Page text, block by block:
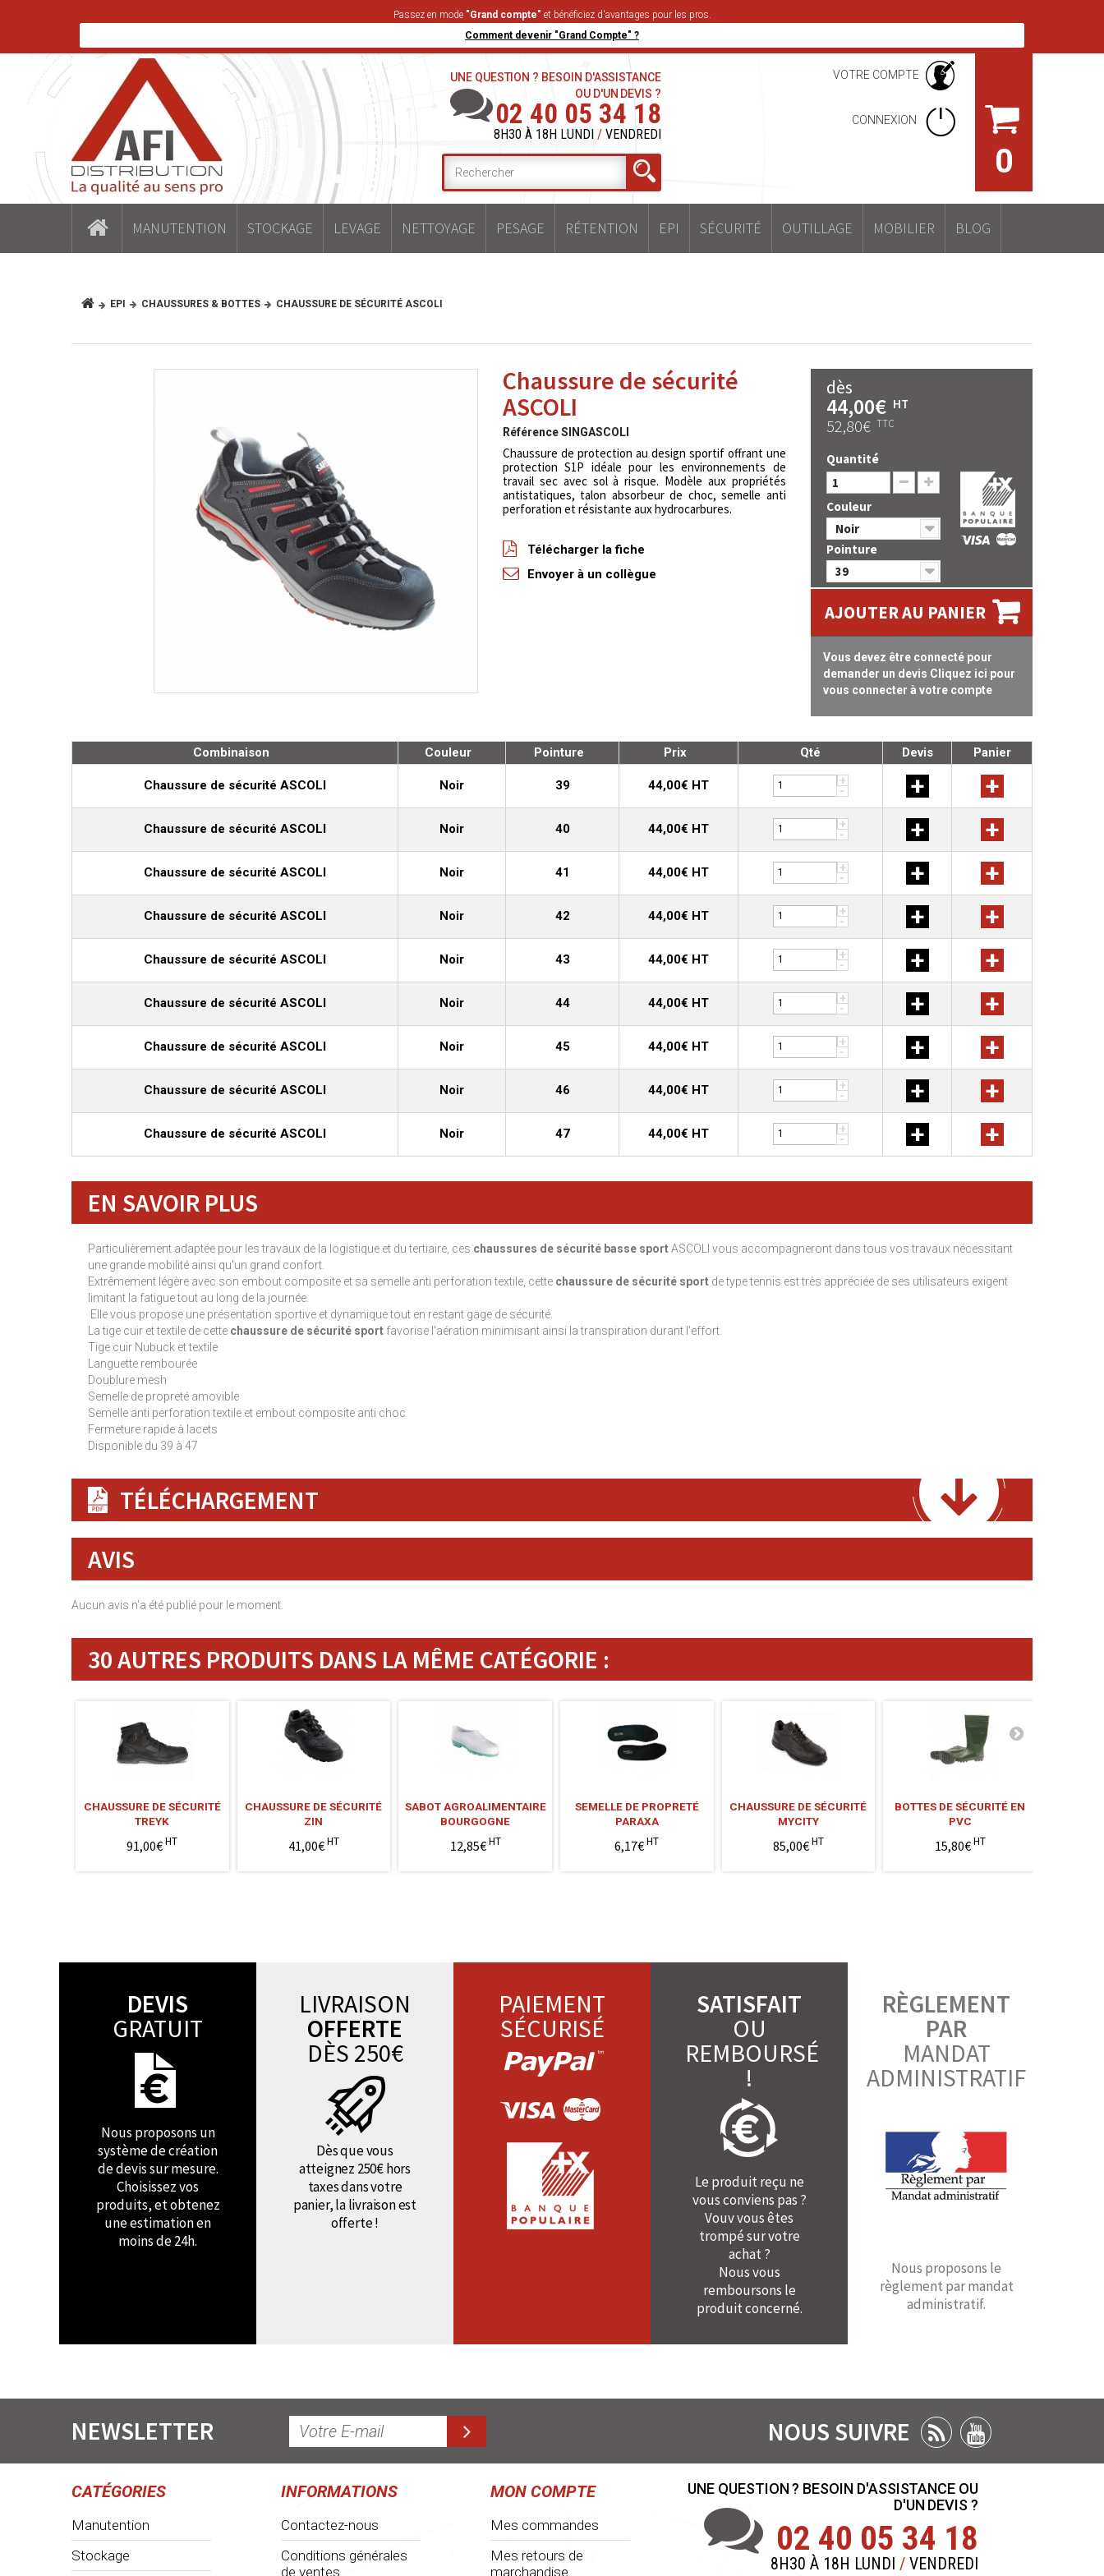
Passez en mode "Grand compte" et bénéficiez d'avantages pour les pros.
Comment devenir "Grand Compte" ?
0
VOTRE COMPTE
CONNEXION
UNE QUESTION ? BESOIN D'ASSISTANCE
OU D'UN DEVIS ?
02 40 05 34 18
8H30 À 18H LUNDI / VENDREDI
MANUTENTION STOCKAGE LEVAGE NETTOYAGE PESAGE RÉTENTION EPI SÉCURITÉ OUTILLAGE MOBILIER BLOG
EPI CHAUSSURES & BOTTES CHAUSSURE DE SÉCURITÉ ASCOLI
Chaussure de sécurité
ASCOLI
RéférenceSINGASCOLI
Chaussure de protection au design sportif offrant une
protection S1P idéale pour les environnements de
travail sec avec sol à risque. Modèle aux propriétés
antistatiques, talon absorbeur de choc, semelle anti
perforation et résistante aux hydrocarbures.
Télécharger la fiche
Envoyer à un collègue
dès
44,00€ HT
52,80€ TTC
Quantité
Couleur
Noir
Pointure
39
AJOUTER AU PANIER
Vous devez être connecté pour
demander un devis Cliquez ici pour
vous connecter à votre compte
Combinaison Couleur Pointure Prix Qté Devis Panier
Chaussure de sécurité ASCOLI Noir 39 44,00€ HT +
- + +
Chaussure de sécurité ASCOLI Noir 40 44,00€ HT +
- + +
Chaussure de sécurité ASCOLI Noir 41 44,00€ HT +
- + +
Chaussure de sécurité ASCOLI Noir 42 44,00€ HT +
- + +
Chaussure de sécurité ASCOLI Noir 43 44,00€ HT +
- + +
Chaussure de sécurité ASCOLI Noir 44 44,00€ HT +
- + +
Chaussure de sécurité ASCOLI Noir 45 44,00€ HT +
- + +
Chaussure de sécurité ASCOLI Noir 46 44,00€ HT +
- + +
Chaussure de sécurité ASCOLI Noir 47 44,00€ HT +
- + +
EN SAVOIR PLUS
Particulièrement adaptée pour les travaux de la logistique et du tertiaire, ces chaussures de sécurité basse sportASCOLI vous accompagneront dans tous vos travaux nécessitant
une grande mobilité ainsi qu'un grand confort.
Extrêmement légère avec son embout composite et sa semelle anti perforation textile, cette chaussure de sécurité sport de type tennis est très appréciée de ses utilisateurs exigent
limitant la fatigue tout au long de la journée.
Elle vous propose une présentation sportive et dynamique tout en restant gage de sécurité.
La tige cuir et textile de cette chaussure de sécurité sport favorise l'aération minimisant ainsi la transpiration durant l'effort.
Tige cuir Nubuck et textile
Languette rembourée
Doublure mesh
Semelle de propreté amovible
Semelle anti perforation textile et embout composite anti choc
Fermeture rapide à lacets
Disponible du 39 à 47
TÉLÉCHARGEMENT
AVIS
Aucun avis n'a été publié pour le moment.
30 AUTRES PRODUITS DANS LA MÊME CATÉGORIE :
CHAUSSURE DE SÉCURITÉ
TREYK
91,00€HT
CHAUSSURE DE SÉCURITÉ
ZIN
41,00€HT
SABOT AGROALIMENTAIRE
BOURGOGNE
12,85€HT
SEMELLE DE PROPRETÉ
PARAXA
6,17€HT
CHAUSSURE DE SÉCURITÉ
MYCITY
85,00€HT
BOTTES DE SÉCURITÉ EN
PVC
15,80€HT
DEVIS
GRATUIT
Nous proposons un
système de création
de devis sur mesure.
Choisissez vos
produits, et obtenez
une estimation en
moins de 24h.
LIVRAISON
OFFERTE
DÈS 250€
Dès que vous
atteignez 250€ hors
taxes dans votre
panier, la livraison est
offerte !
PAIEMENT
SÉCURISÉ
SATISFAIT
OU
REMBOURSÉ
!
Le produit reçu ne
vous conviens pas ?
Vouv vous êtes
trompé sur votre
achat ?
Nous vous
remboursons le
produit concerné.
RÈGLEMENT
PAR
MANDAT
ADMINISTRATIF
Nous proposons le
règlement par mandat
administratif.
NEWSLETTER NOUS SUIVRE
CATÉGORIES
Manutention
Stockage
INFORMATIONS
Contactez-nous
Conditions générales
de ventes
MON COMPTE
Mes commandes
Mes retours de
marchandise
UNE QUESTION ? BESOIN D'ASSISTANCE OU
D'UN DEVIS ?
02 40 05 34 18
8H30 À 18H LUNDI / VENDREDI